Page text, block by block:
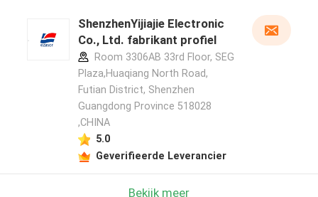
ShenzhenYijiajie Electronic
Co., Ltd. fabrikant profiel
Room 3306AB 33rd Floor, SEG
Plaza,Huaqiang North Road,
Futian District, Shenzhen
Guangdong Province 518028
,CHINA
5.0
Geverifieerde Leverancier
Bekijk meer